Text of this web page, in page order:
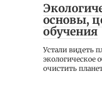
основы,
обучения
Устали видеть
экологическое
очистить